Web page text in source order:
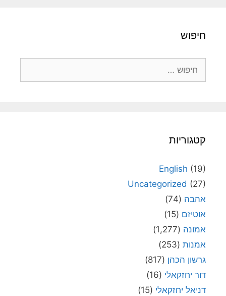
חיפוש
קטגוריות
English (19)
Uncategorized (27)
אהבה (74)
אוטיזם (15)
אמונה (1,277)
אמנות (253)
גרשון הכהן (817)
דור יחזקאלי (16)
דניאל יחזקאלי (15)